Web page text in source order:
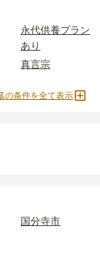
合があります。
儀式のための費
の費用。僧侶に渡
するケースがあり
く変わるため、見
費用はないか」を
園の詳しい料金案
町村に一定年数以
いことも多いた
だくか、資料請求
い。
永代供養プラン
あり
真言宗
1人用区画あり
の条件を全て表示
国分寺市